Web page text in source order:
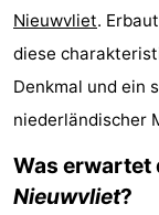
Resort
Bad
De
-
Cadzand
Hoogduin
-
Noordzee
-
Nieuwvliet.
diese
Denkmal und ein
niederländischer
Was erwartet
Nieuwvliet?